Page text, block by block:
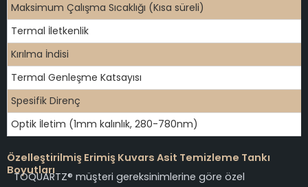
Maksimum Çalışma Sıcaklığı (Kısa süreli)
Termal İletkenlik
Kırılma İndisi
Termal Genleşme Katsayısı
Spesifik Direnç
Optik İletim (1mm kalınlık, 280-780nm)
Özelleştirilmiş Erimiş Kuvars Asit Temizleme Tankı
Boyutları
TOQUARTZ® müşteri gereksinimlerine göre özel